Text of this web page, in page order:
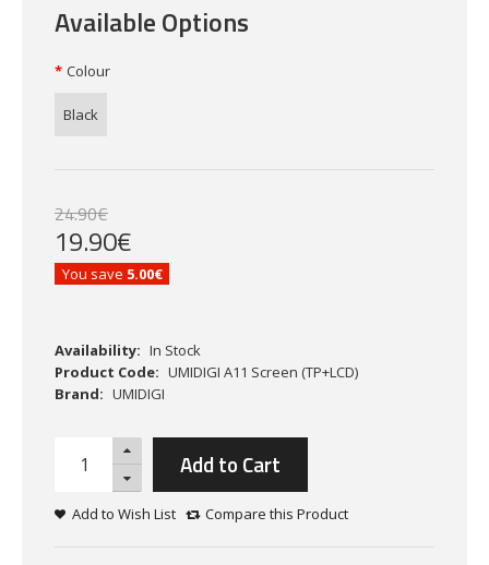
Available Options
Colour
Black
24.90€
19.90€
You save 5.00€
Availability: In Stock
Product Code: UMIDIGI A11 Screen (TP+LCD)
Brand: UMIDIGI
Add to Cart
Add to Wish List Compare this Product